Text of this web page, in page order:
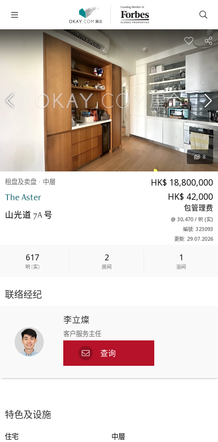
租盘及卖盘 中層
The Aster
山光道 7A 号
HK$ 18,800,000
HK$ 42,000
包管理费
@ 30,470/ 呎(实)
編號: 323093
更新: 29.07.2026
617
呎(实)
2
房间
1
浴间
8
联络经纪
李立燦
客户服务主任
查询
特色及设施
住宅 中層